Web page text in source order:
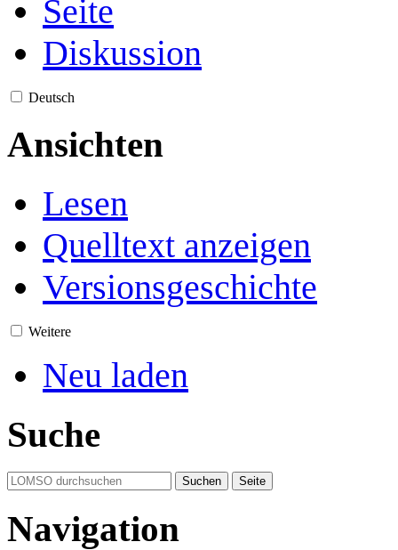
Seite
Diskussion
Deutsch
Ansichten
Lesen
Quelltext anzeigen
Versionsgeschichte
Weitere
Neu laden
Suche
Navigation